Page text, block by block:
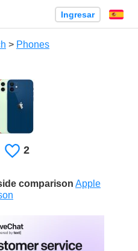
Ingresar
> Phones
Favoritos
Le
2
comparison Apple